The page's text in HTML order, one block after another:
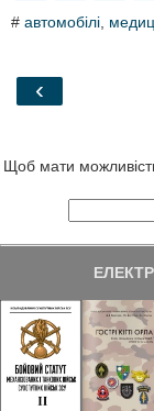
e
o
t
k
# автомобілі
‹
Щоб мати